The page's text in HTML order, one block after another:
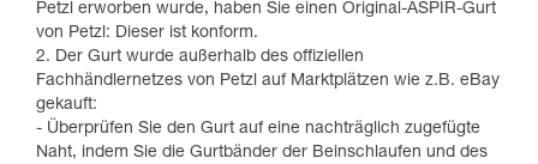
Petzl erworben wurde, haben Sie einen Original-ASPIR-Gurt
von Petzl: Dieser ist konform.
2. Der Gurt wurde außerhalb des offiziellen
Fachhändlernetzes von Petzl auf Marktplätzen wie z.B. eBay
gekauft:
- Überprüfen Sie den Gurt auf eine nachträglich zugefügte
Naht, indem Sie die Gurtbänder der Beinschlaufen und des